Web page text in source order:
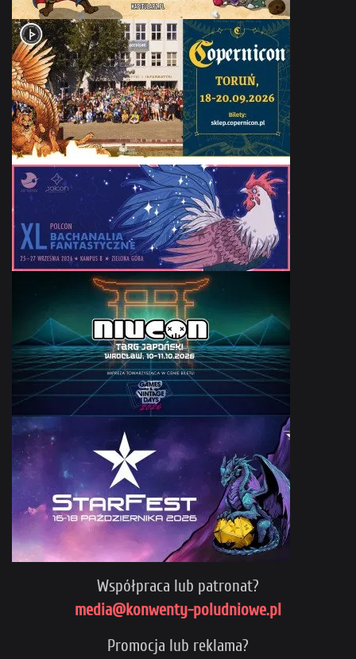
Współpraca lub patronat?
media@konwenty-poludniowe.pl
Promocja lub reklama?